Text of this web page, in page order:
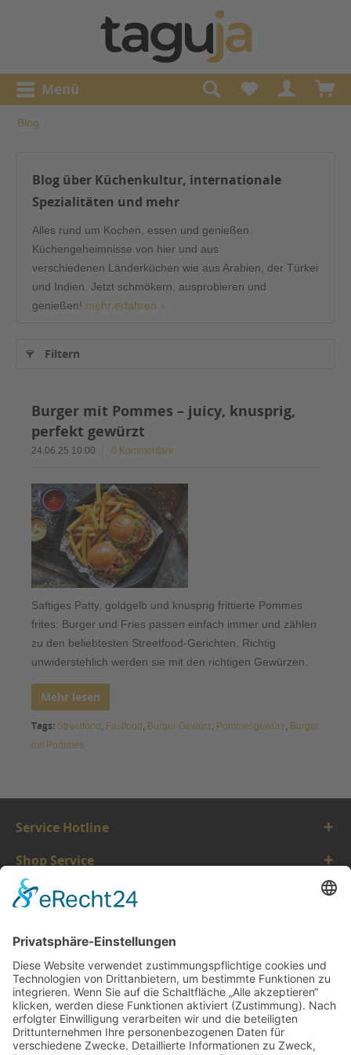
Menü
Blog
Blog über Küchenkultur, internationale
Spezialitäten und mehr
Alles rund um Kochen, essen und genießen.
Küchengeheimnisse von hier und aus
verschiedenen Länderküchen wie aus Arabien, der Türkei
und Indien. Jetzt schmökern, ausprobieren und
genießen! mehr erfahren »
Filtern
Burger mit Pommes – juicy, knusprig,
perfekt gewürzt
24.06.25 10:00 0 Kommentare
Saftiges Patty, goldgelb und knusprig frittierte Pommes
frites: Burger und Fries passen einfach immer und zählen
zu den beliebtesten Streetfood-Gerichten. Richtig
unwiderstehlich werden sie mit den richtigen Gewürzen.
Mehr lesen
Tags: Streetfood , Fastfood , Burger Gewürz, Pommesgewürz, Burger
mit Pommes
Service Hotline
Shop Service
Informationen
* Alle Preise inkl. gesetzl. Mehrwertsteuer zzgl.Versandkosten.